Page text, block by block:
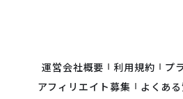
運営会社概要 利用規約
プ
アフィリエイト募集
よくあ